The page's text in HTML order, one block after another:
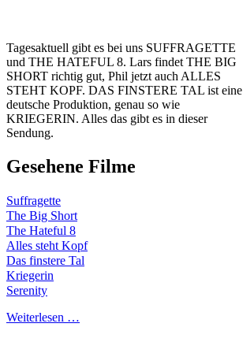
Tagesaktuell gibt es bei uns SUFFRAGETTE
und THE HATEFUL 8. Lars findet THE BIG
SHORT richtig gut, Phil jetzt auch ALLES
STEHT KOPF. DAS FINSTERE TAL ist eine
deutsche Produktion, genau so wie
KRIEGERIN. Alles das gibt es in dieser
Sendung.
Gesehene Filme
Suffragette
The Big Short
The Hateful 8
Alles steht Kopf
Das finstere Tal
Kriegerin
Serenity
Weiterlesen …